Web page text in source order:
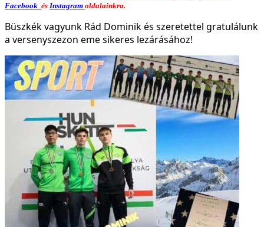
Facebook és Instagram oldalainkra.
Büszkék vagyunk Rád Dominik és szeretettel gratulálunk
a versenyszezon eme sikeres lezárásához!